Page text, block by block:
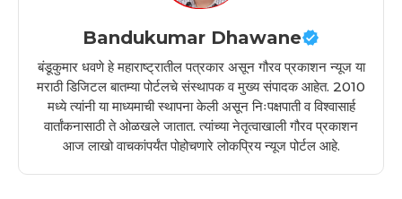
Bandukumar Dhawane
बंडूकुमार धवणे हे महाराष्ट्रातील पत्रकार असून गौरव प्रकाशन न्यूज या
मराठी डिजिटल बातम्या पोर्टलचे संस्थापक व मुख्य संपादक आहेत. 2010
मध्ये त्यांनी या माध्यमाची स्थापना केली असून निःपक्षपाती व विश्वासार्ह
वार्तांकनासाठी ते ओळखले जातात. त्यांच्या नेतृत्वाखाली गौरव प्रकाशन
आज लाखो वाचकांपर्यंत पोहोचणारे लोकप्रिय न्यूज पोर्टल आहे.